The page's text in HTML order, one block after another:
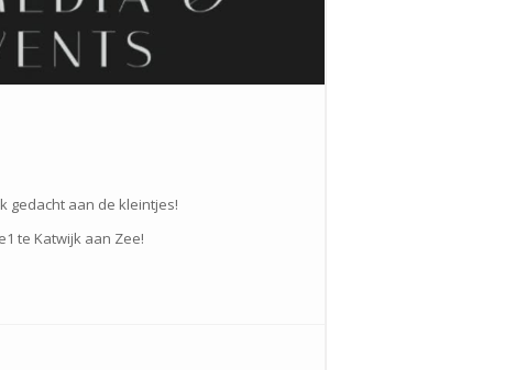
gedacht aan de kleintjes!
te Katwijk aan Zee!